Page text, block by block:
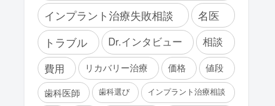
インプラント治療失敗相談
名医
トラブル
Dr.インタビュー
相談
費用
リカバリー治療 価格
値段
歯科医師
歯科選び インプラント治療相談